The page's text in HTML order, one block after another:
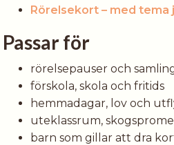
Rörelsekort – med tema
Passar för
rörelsepauser och
förskola, skola och fritids
hemmadagar, lov och
uteklassrum,
barn som gillar att dra